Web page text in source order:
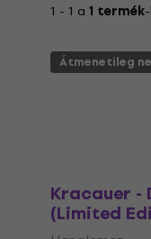
1 - 1 a 1 termék
Átmenetileg
Kracauer -
(Limited